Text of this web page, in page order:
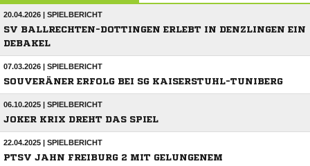
20.04.2026 | SPIELBERICHT
SV BALLRECHTEN-DOTTINGEN ERLEBT IN DENZLINGEN EIN
DEBAKEL
07.03.2026 | SPIELBERICHT
SOUVERÄNER ERFOLG BEI SG KAISERSTUHL-TUNIBERG
06.10.2025 | SPIELBERICHT
JOKER KRIX DREHT DAS SPIEL
22.04.2025 | SPIELBERICHT
PTSV JAHN FREIBURG 2 MIT GELUNGENEM